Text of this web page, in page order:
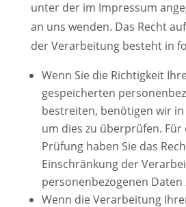
unter der im Impressum
an uns wenden. Das Recht
der Verarbeitung besteht in
Wenn Sie die Richtigkeit
gespeicherten
bestreiten, benötigen wir in
um dies zu überprüfen.
Prüfung haben Sie das
Einschränkung der
personenbezogenen Daten
Wenn die Verarbeitung